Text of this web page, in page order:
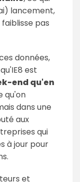
lancement,
pas
données,
est
end qu'en
qu'on
dans une
aux
qui
à jour pour
et